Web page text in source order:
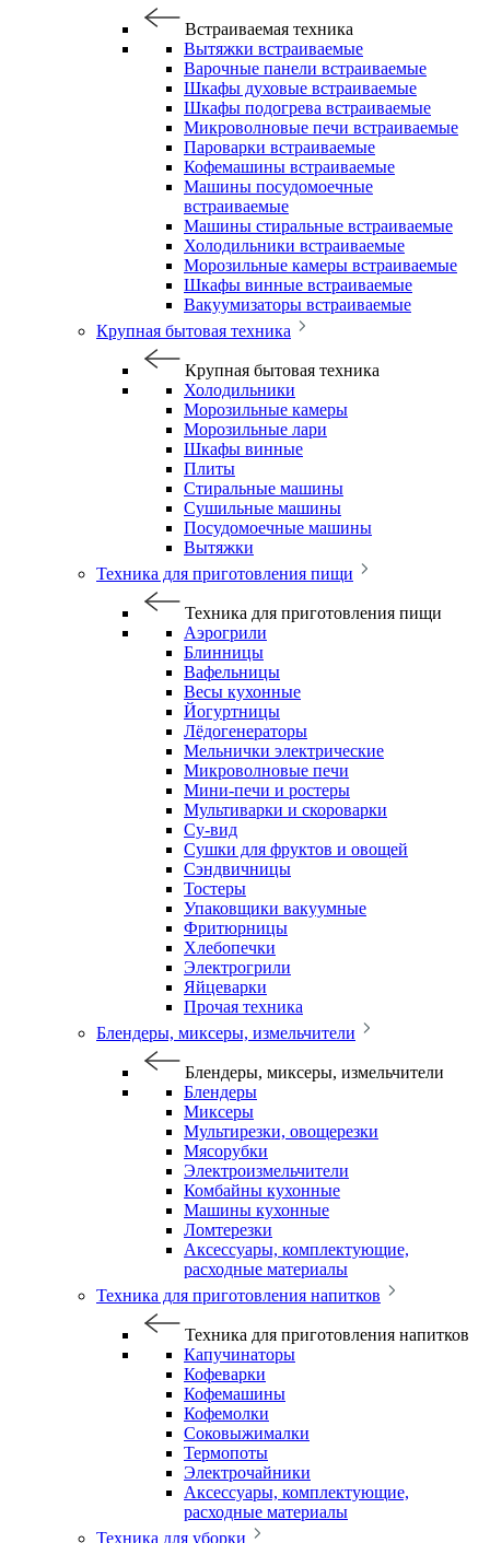
Встраиваемая техника
Вытяжки встраиваемые
Варочные панели встраиваемые
Шкафы духовые встраиваемые
Шкафы подогрева встраиваемые
Микроволновые печи встраиваемые
Пароварки встраиваемые
Кофемашины встраиваемые
Машины посудомоечные
встраиваемые
Машины стиральные встраиваемые
Холодильники встраиваемые
Морозильные камеры встраиваемые
Шкафы винные встраиваемые
Вакуумизаторы встраиваемые
Крупная бытовая техника
Крупная бытовая техника
Холодильники
Морозильные камеры
Морозильные лари
Шкафы винные
Плиты
Стиральные машины
Сушильные машины
Посудомоечные машины
Вытяжки
Техника для приготовления пищи
Техника для приготовления пищи
Аэрогрили
Блинницы
Вафельницы
Весы кухонные
Йогуртницы
Лёдогенераторы
Мельнички электрические
Микроволновые печи
Мини-печи и ростеры
Мультиварки и скороварки
Су-вид
Сушки для фруктов и овощей
Сэндвичницы
Тостеры
Упаковщики вакуумные
Фритюрницы
Хлебопечки
Электрогрили
Яйцеварки
Прочая техника
Блендеры, миксеры, измельчители
Блендеры, миксеры, измельчители
Блендеры
Миксеры
Мультирезки, овощерезки
Мясорубки
Электроизмельчители
Комбайны кухонные
Машины кухонные
Ломтерезки
Аксессуары, комплектующие,
расходные материалы
Техника для приготовления напитков
Техника для приготовления напитков
Капучинаторы
Кофеварки
Кофемашины
Кофемолки
Соковыжималки
Термопоты
Электрочайники
Аксессуары, комплектующие,
расходные материалы
Техника для уборки